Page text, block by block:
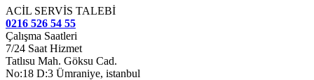
ACİL SERVİS TALEBİ
0216 526 54 55
Çalışma Saatleri
7/24 Saat Hizmet
Tatlısu Mah. Göksu Cad.
No:18 D:3 Ümraniye, istanbul